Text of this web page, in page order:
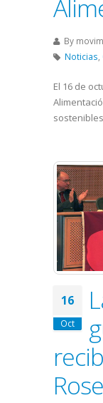
By
Noticias
El 16 de
16
Oct